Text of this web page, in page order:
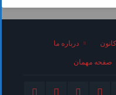
درباره ما
صفحه مهمان